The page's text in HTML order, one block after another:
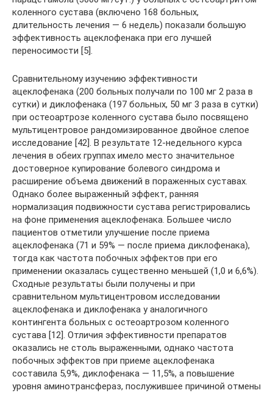
коленного сустава (включено 168 больных,
длительность лечения — 6 недель) показали большую
эффективность ацеклофенака при его лучшей
переносимости [5].
Сравнительному изучению эффективности
ацеклофенака (200 больных получали по 100 мг 2 раза в
сутки) и диклофенака (197 больных, 50 мг 3 раза в сутки)
при остеоартрозе коленного сустава было посвящено
мультицентровое рандомизированное двойное слепое
исследование [42]. В результате 12-недельного курса
лечения в обеих группах имело место значительное
достоверное купирование болевого синдрома и
расширение объема движений в пораженных суставах.
Однако более выраженный эффект, ранняя
нормализация подвижности сустава регистрировались
на фоне применения ацеклофенака. Большее число
пациентов отметили улучшение после приема
ацеклофенака (71 и 59% — после приема диклофенака),
тогда как частота побочных эффектов при его
применении оказалась существенно меньшей (1,0 и 6,6%).
Сходные результаты были получены и при
сравнительном мультицентровом исследовании
ацеклофенака и диклофенака у аналогичного
контингента больных с остеоартрозом коленного
сустава [12]. Отличия эффективности препаратов
оказались не столь выраженными, однако частота
побочных эффектов при приеме ацеклофенака
составила 5,9%, диклофенака — 11,5%, а повышение
уровня аминотрансфераз, послужившее причиной отмены